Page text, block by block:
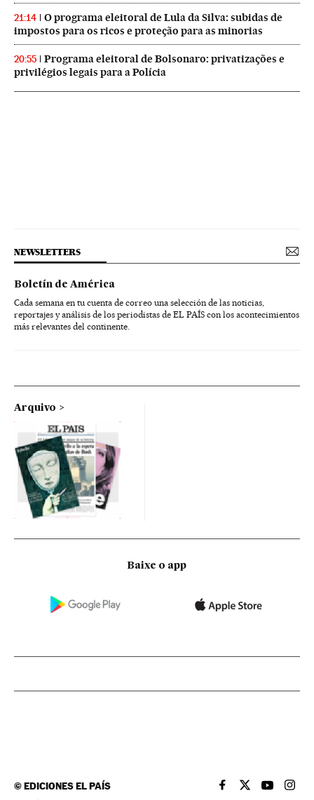
21:14
O programa eleitoral de Lula da Silva: subidas de
impostos para os ricos e proteção para as minorias
20:55
Programa eleitoral de Bolsonaro: privatizações e
privilégios legais para a Polícia
NEWSLETTERS
Boletín de América
Cada semana en tu cuenta de correo una selección de las noticias,
reportajes y análisis de los periodistas de EL PAÍS con los acontecimientos
más relevantes del continente.
Arquivo
Baixe o app
©EDICIONES EL PAÍS EL PAÍS BRASIL EN
EL PAÍSEL PAÍS
EL